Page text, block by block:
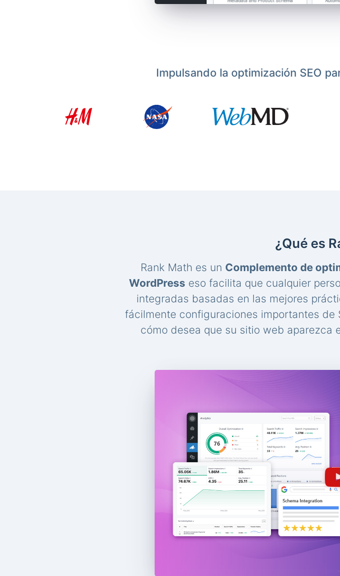
Impulsando la optimización SEO
¿Qué es
Rank Math es un Complemento de
WordPress eso facilita que cualquier
integradas basadas en las mejores
fácilmente configuraciones importantes de
cómo desea que su sitio web aparezca